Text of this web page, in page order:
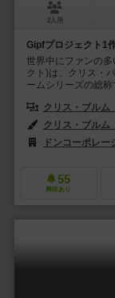
2人用
Gipfプロジェクト1
世界中にファンの
クト)は、クリス・
ームシリーズの総称
クリス・ブルム
クリス・ブルム
ドンコーポレー
55
興味あり